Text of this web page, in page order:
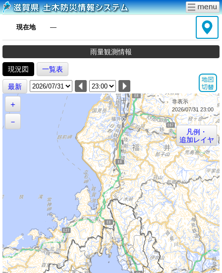
現在地 ―
雨量観測情報
現況図 一覧表
最新
＋
－
非表示
2026/07/31 23:00
凡例・
追加レイヤ